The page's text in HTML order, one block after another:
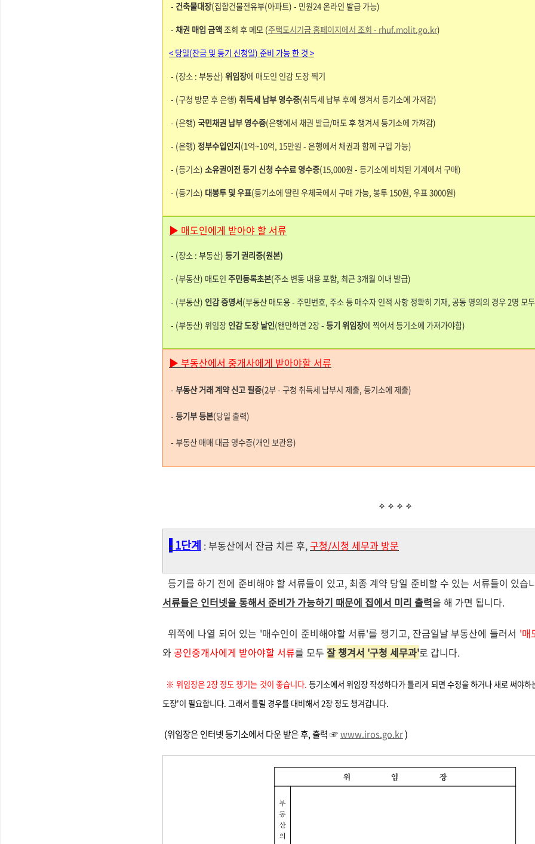
- 건축물대장(집합건물전유부(아파트) - 민원24 온라인 발급 가능)
- 채권 매입 금액조회 후 메모 (주택도시기금 홈페이지에서 조회 - rhuf.molit.go.kr)
< 당일(잔금 및 등기 신청일) 준비 가능 한 것 >
- (장소 : 부동산) 위임장에 매도인 인감 도장 찍기
- (구청 방문 후 은행) 취득세 납부 영수증(취득세 납부 후에 챙겨서 등기소에 가져감)
- (은행) 국민채권 납부 영수증(은행에서 채권 발급/매도 후 챙겨서 등기소에 가져감)
- (은행) 정부수입인지(1억~10억, 15만원 - 은행에서 채권과 함께 구입 가능)
- (등기소) 소유권이전 등기 신청 수수료 영수증(15,000원 - 등기소에 비치된 기계에서 구매)
- (등기소) 대봉투 및 우표(등기소에 딸린 우체국에서 구매 가능, 봉투 150원, 우표 3000원)
▶ 매도인에게 받아야 할 서류
- (장소 : 부동산) 등기 권리증(원본)
- (부동산) 매도인 주민등록초본(주소 변동 내용 포함, 최근 3개월 이내 발급)
- (부동산) 인감 증명서(부동산 매도용 - 주민번호, 주소 등 매수자 인적 사항 정확히 기재, 공동 명의의 경우 2명 모
- (부동산) 위임장 인감 도장 날인(왠만하면 2장 - 등기 위임장에 찍어서 등기소에 가져가야함)
▶ 부동산에서 중개사에게 받아야할 서류
- 부동산 거래 계약 신고 필증(2부 - 구청 취득세 납부시 제출, 등기소에 제출)
- 등기부 등본(당일 출력)
- 부동산 매매 대금 영수증(개인 보관용)
-1단계 : 부동산에서 잔금 치른 후,구청/시청 세무과 방문
등기를 하기 전에 준비해야 할 서류들이 있고, 최종 계약 당일 준비할 수 있는 서류들이 있습
서류들은 인터넷을 통해서 준비가 가능하기 때문에 집에서 미리 출력을 해 가면 됩니다.
위쪽에 나열 되어 있는 '매수인이 준비해야할 서류'를 챙기고, 잔금일날 부동산에 들러서 '매
와 공인중개사에게 받아야할 서류를 모두 잘 챙겨서 '구청 세무과'로 갑니다.
※ 위임장은 2장 정도 챙기는 것이 좋습니다. 등기소에서 위임장 작성하다가 틀리게 되면 수정을 하거나 새로 써야
도장'이 필요합니다. 그래서 틀릴 경우를 대비해서 2장 정도 챙겨갑니다.
(위임장은 인터넷 등기소에서 다운 받은 후, 출력☞www.iros.go.kr)